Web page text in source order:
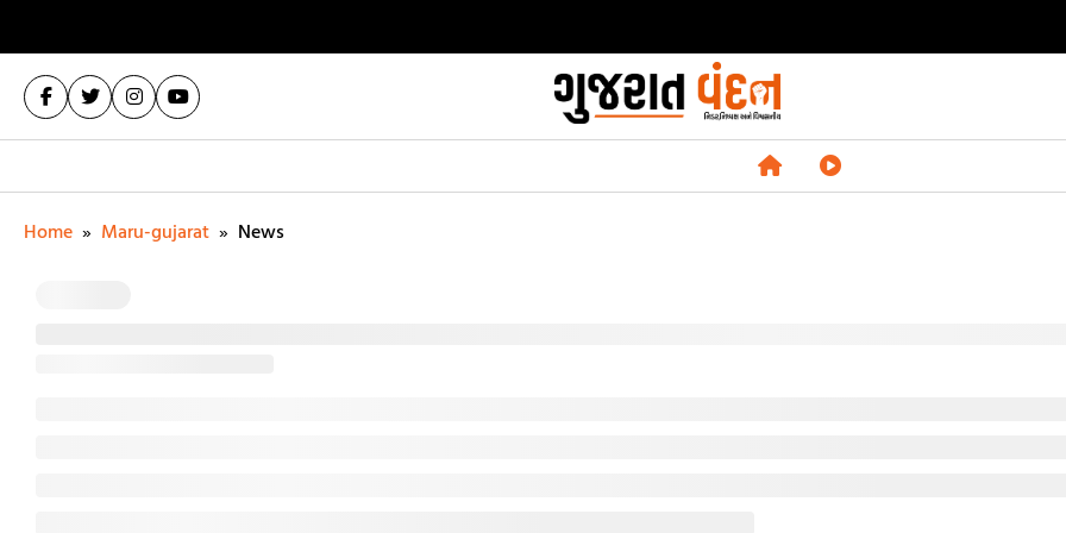
Home » Maru-gujarat » News